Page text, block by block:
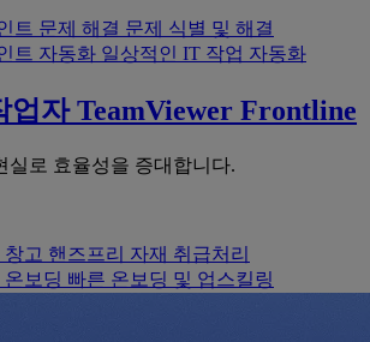
트 문제 해결 문제 식별 및 해결
트 자동화 일상적인 IT 작업 자동화
업자 TeamViewer Frontline
실로 효율성을 증대합니다.
창고 핸즈프리 자재 취급처리
온보딩 빠른 온보딩 및 업스킬링